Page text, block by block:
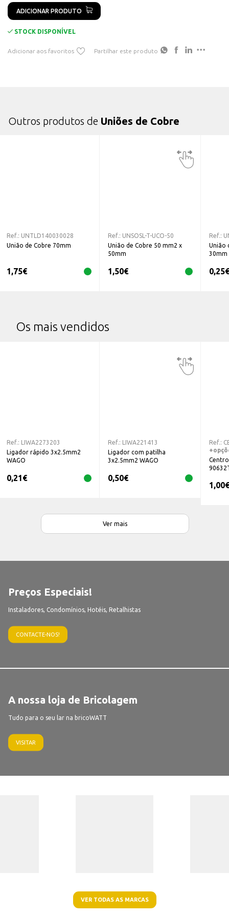
Quantidade:Vendido à unidade. Quantidade embalagem: 100
terminação.
ADICIONAR PRODUTO
STOCK DISPONÍVEL
Adicionar aos favoritos Partilhar este produto
Outros produtos de Uniões de Cobre
Ref.: UNTLD140030028
União de Cobre 70mm
1,75€
Ref.: UNSOSL-T-UCO-50
União de Cobre 50 mm2 x
50mm
1,50€
Ref.:
União
30mm
0,25€
Os mais vendidos
Ref.:
LIWA2273203
Ligador rápido 3x2.5mm2
WAGO
0,21€
Ref.:
LIWA221413
Ligador com patilha
3x2.5mm2 WAGO
0,50€
Ref.:
1,00€
Ver mais
Preços Especiais!
Instaladores, Condomínios, Hotéis, Retalhistas
CONTACTE-NOS!
A nossa loja de Bricolagem
Tudo para o seu lar na bricoWATT
VISITAR
VER TODAS AS MARCAS